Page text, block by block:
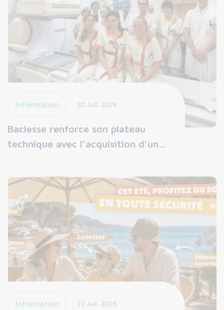
Information 30 Juil. 2026
Baclesse renforce son plateau
technique avec l’acquisition d’un…
Information 22 Juil. 2026